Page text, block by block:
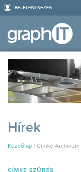
BEJELENTKEZÉS
Hírek
Kezdőlap / Címke Archívum
CÍMKE SZŰRÉS